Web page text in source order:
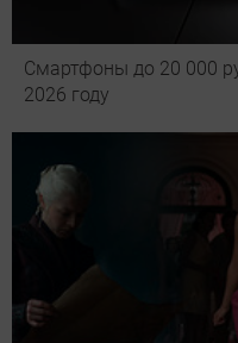
Смартфоны до 20 000
2026 году